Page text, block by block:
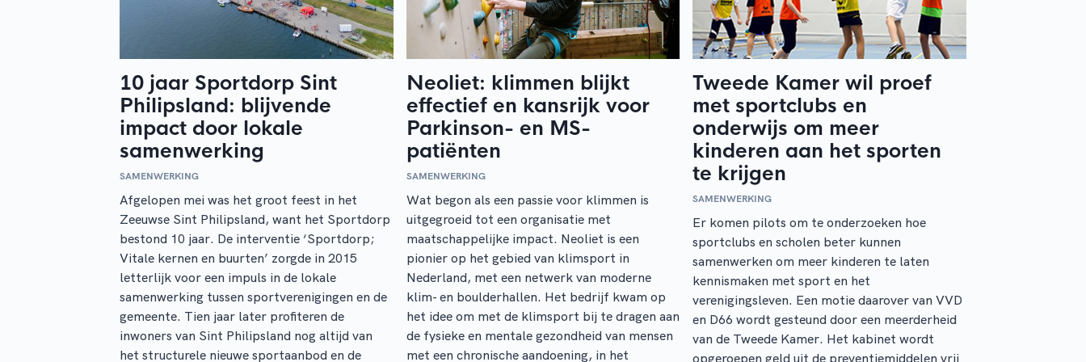
10 jaar Sportdorp Sint
Philipsland: blijvende
impact door lokale
samenwerking
SAMENWERKING
Afgelopen mei was het groot feest in het
Zeeuwse Sint Philipsland, want het Sportdorp
bestond 10 jaar. De interventie ‘Sportdorp;
Vitale kernen en buurten’ zorgde in 2015
letterlijk voor een impuls in de lokale
samenwerking tussen sportverenigingen en de
gemeente. Tien jaar later profiteren de
inwoners van Sint Philipsland nog altijd van
het structurele nieuwe sportaanbod en de
Neoliet: klimmen blijkt
effectief en kansrijk voor
Parkinson- en MS-
patiënten
SAMENWERKING
Wat begon als een passie voor klimmen is
uitgegroeid tot een organisatie met
maatschappelijke impact. Neoliet is een
pionier op het gebied van klimsport in
Nederland, met een netwerk van moderne
klim- en boulderhallen. Het bedrijf kwam op
het idee om met de klimsport bij te dragen aan
de fysieke en mentale gezondheid van mensen
met een chronische aandoening, in het
Tweede Kamer wil proef
met sportclubs en
onderwijs om meer
kinderen aan het sporten
te krijgen
SAMENWERKING
Er komen pilots om te onderzoeken hoe
sportclubs en scholen beter kunnen
samenwerken om meer kinderen te laten
kennismaken met sport en het
verenigingsleven. Een motie daarover van VVD
en D66 wordt gesteund door een meerderheid
van de Tweede Kamer. Het kabinet wordt
opgeroepen geld uit de preventiemiddelen vrij